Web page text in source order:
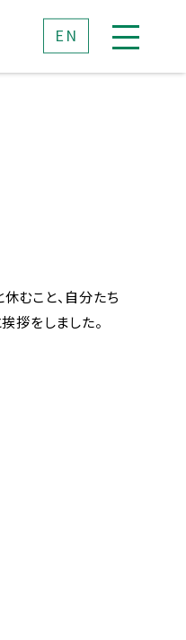
EN
むこと、自分たち
拶をしました。